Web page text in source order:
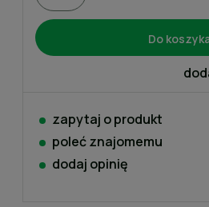
Do
zapytaj o produkt
poleć znajomemu
dodaj opinię